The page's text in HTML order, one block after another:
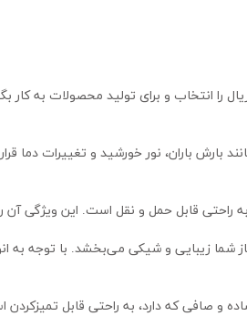
قابل حمل و نقل است. این ویژگی آن را